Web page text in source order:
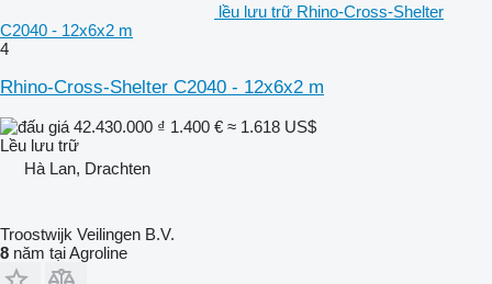
lều lưu trữ Rhino-Cross-Shelter
C2040 - 12x6x2 m
4
Rhino-Cross-Shelter C2040 - 12x6x2 m
42.430.000 ₫ 1.400 € ≈ 1.618 US$
Lều lưu trữ
Hà Lan, Drachten
Troostwijk Veilingen B.V.
8 năm tại Agroline